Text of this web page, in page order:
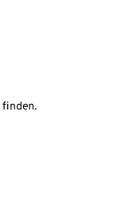
finden.